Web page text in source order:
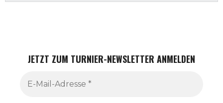
JETZT ZUM TURNIER-NEWSLETTER ANMELDEN